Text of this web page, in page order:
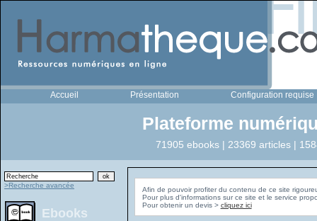
Accueil Présentation Configuration requise
Plateforme
71905 ebooks | 23369 articles |
>Recherche avancée
Ebooks
Afin de pouvoir profiter du contenu de ce site
Pour plus d'informations sur ce site et le service
Pour obtenir un devis > cliquez ici